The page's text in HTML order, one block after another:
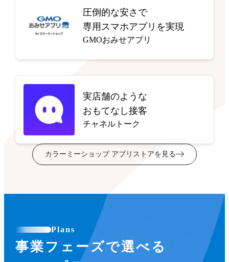
圧倒的な安さで
専用スマホアプリを実現
GMOおみせアプリ
実店舗のような
おもてなし接客
チャネルトーク
カラーミーショップ アプリストアを見る
Plans
事業フェーズで選べる